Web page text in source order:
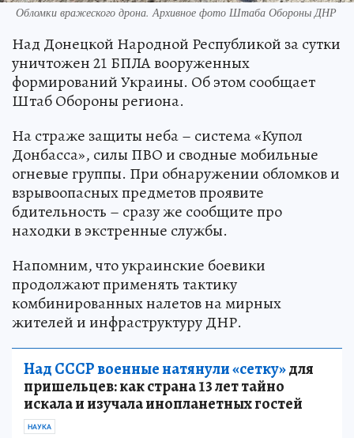
Обломки вражеского дрона. Архивное фото Штаба Обороны ДНР
Над Донецкой Народной Республикой за сутки
уничтожен 21 БПЛА вооруженных
формирований Украины. Об этом сообщает
Штаб Обороны региона.
На страже защиты неба – система «Купол
Донбасса», силы ПВО и сводные мобильные
огневые группы. При обнаружении обломков и
взрывоопасных предметов проявите
бдительность – сразу же сообщите про
находки в экстренные службы.
Напомним, что украинские боевики
продолжают применять тактику
комбинированных налетов на мирных
жителей и инфраструктуру ДНР.
Над СССР военные натянули «сетку»для
пришельцев: как страна 13 лет тайно
искала и изучала инопланетных гостей
НАУКА